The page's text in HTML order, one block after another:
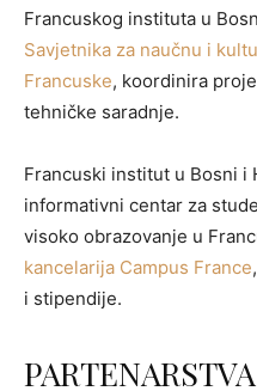
Francuskog instituta u
Savjetnika za naučnu i
Francuske, koordinira
tehničke saradnje.
Francuski institut u Bosni i
informativni centar za
visoko obrazovanje u
kancelarija Campus France
i stipendije.
PARTENARSTVA